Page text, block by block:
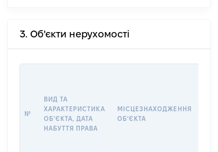
3. Об'єкти нерухомості
№
ВИД ТА
ХАРАКТЕРИСТИКА
ОБʼЄКТА, ДАТА
НАБУТТЯ ПРАВА
МІСЦЕЗНАХОДЖЕННЯ
ОБʼЄКТА